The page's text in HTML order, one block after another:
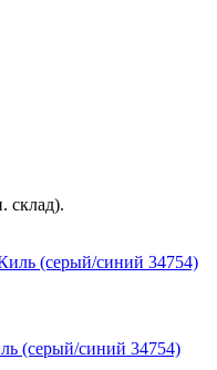
склад).
(серый/синий 34754)